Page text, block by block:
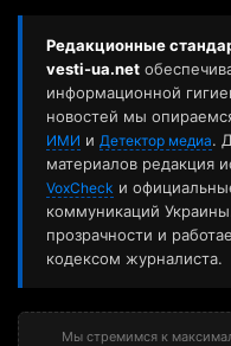
Редакционные
vesti-ua.net
информационной
новостей мы
ИМИ и Детектор медиа.
материалов редакция
VoxCheck и
коммуникаций
прозрачности и
кодексом журналиста.
Мы стремимся к